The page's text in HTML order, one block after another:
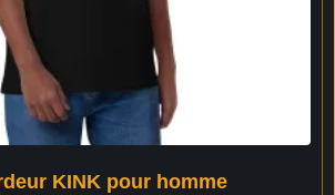
KINK pour homme